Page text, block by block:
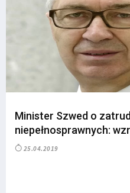
Minister Szwed o
niepełnosprawnych:
25.04.2019